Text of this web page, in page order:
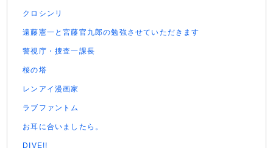
クロシンリ
遠藤憲一と宮藤官九郎の勉強させていただきます
警視庁・捜査一課長
桜の塔
レンアイ漫画家
ラブファントム
お耳に合いましたら。
DIVE!!